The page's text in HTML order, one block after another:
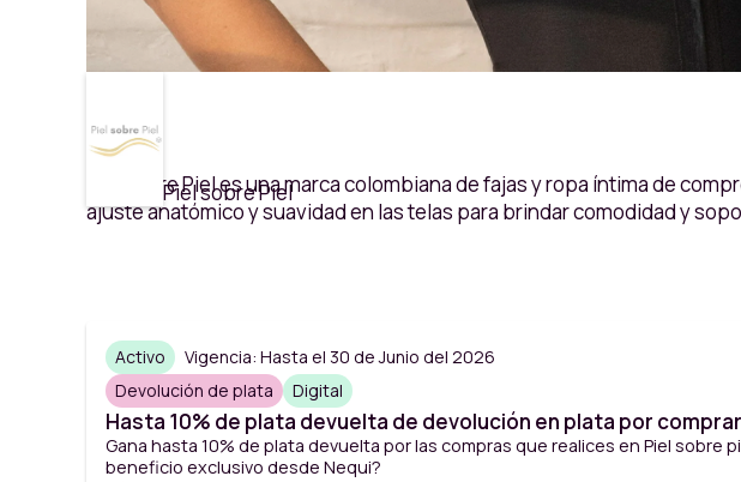
Piel sobre Piel
Piel sobre Piel es una marca colombiana de fajas y ropa íntima de
ajuste anatómico y suavidad en las telas para brindar comodidad y
Activo
Vigencia: Hasta el 30 de Junio del 2026
Devolución de plata
Digital
Hasta 10% de plata devuelta de devolución en plata por
Gana hasta 10% de plata devuelta por las compras que realices en Piel sobre
beneficio exclusivo desde Nequi?